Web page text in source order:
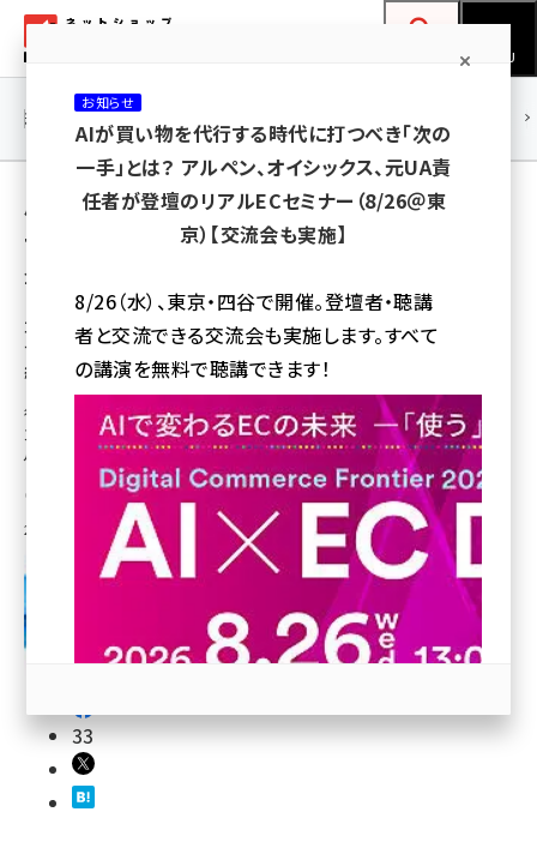
ン
ネットショップ担当者フォーラム
MENU
yahoo (1900)
楽天 (1871)
アスクル (1119)
base (1071)
ビィ・フォアード (773)
revico (739)
連載・特集 |
用語「オリオンビール」 が使われている記事の
一覧
全 2 記事中 1 ～ 2 を表示中
コロナ禍で注文増加のオリオンビールが通販
サイトを全面刷新、「オリオンビールファン・沖
縄ファンの創出に努める」
従前はオリオンビール商品に限っていたが、リニューアルに合わせて商品ライ
ンアップを拡充。ECプラットフォームとして「Shopify」を採用し、オリオンビー
ル公式サイトのサブドメインを使い運営している
2020年7月7日 12:00
33
お知らせ
AIが買い物を代行する時代に打つべき「次の
一手」とは？ アルペン、オイシックス、元UA責
任者が登壇のリアルECセミナー（8/26＠東
京）【交流会も実施】
8/26（水）、東京・四谷で開催。登壇者・聴講
者と交流できる交流会も実施します。すべて
の講演を無料で聴講できます！
参加登録はこちら↑